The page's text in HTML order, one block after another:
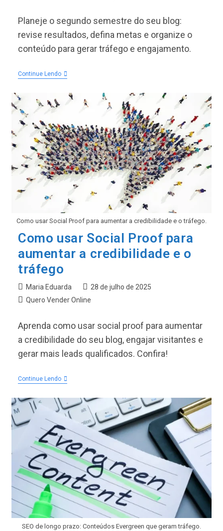
post:
Planeje o segundo semestre do seu blog:
revise resultados, defina metas e organize o
conteúdo para gerar tráfego e engajamento.
Continue LendoPlanejamento
Para
Com
Foco
Como usar Social Proof para aumentar a credibilidade e o tráfego.
Como usar Social Proof para
aumentar a credibilidade e o
tráfego
Autor
do
Maria Eduarda
Post
publicado:
28 de julho de 2025
Categoria
post:
Quero Vender Online
Aprenda como usar social proof para aumentar
a credibilidade do seu blog, engajar visitantes e
gerar mais leads qualificados. Confira!
Continue LendoComo
Proof
Para
Aumentar
A
Credibilidade
E
O
Tráfego
SEO de longo prazo: Conteúdos Evergreen que geram tráfego.